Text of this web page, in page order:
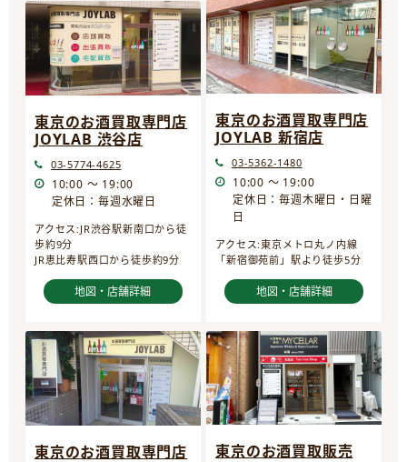
東京のお酒買取専門店
JOYLAB 渋谷店
03-5774-4625
10:00 ～ 19:00
定休日：毎週水曜日
アクセス:JR渋谷駅新南口から徒
歩約9分
JR恵比寿駅西口から徒歩約9分
地図・店舗詳細
東京のお酒買取専門店
JOYLAB 新宿店
03-5362-1480
10:00 ～ 19:00
定休日：毎週木曜日・日曜
日
アクセス:東京メトロ丸ノ内線
「新宿御苑前」駅より徒歩5分
地図・店舗詳細
東京のお酒買取専門店
東京のお酒買取販売